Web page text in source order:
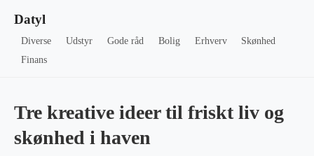
Datyl
Diverse Udstyr Gode råd Bolig Erhverv
Skønhed
Finans
Tre kreative ideer til friskt liv og
skønhed i haven